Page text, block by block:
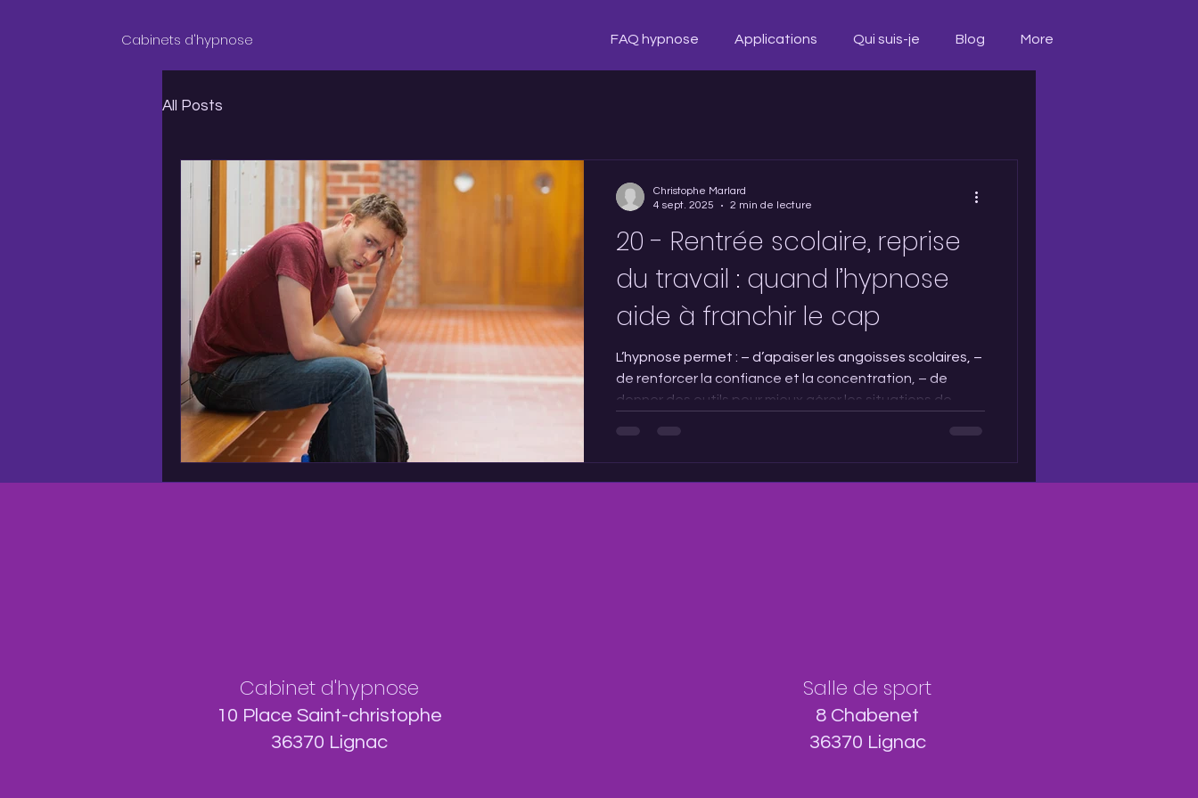
Cabinets d'hypnose FAQ hypnose Applications Qui suis-je Blog More
All Posts
20 - Rentrée scolaire, reprise
du travail : quand l’hypnose
aide à franchir le cap
L’hypnose permet : – d’apaiser les angoisses scolaires, –
de renforcer la confiance et la concentration, – de
donner des outils pour mieux gérer les situations de
de l’adolescence. ...
Christophe Marlard
4 sept. 2025
2 min de lecture
Cabinet d'hypnose
10 Place Saint-christophe
36370 Lignac
Salle de sport
8 Chabenet
36370 Lignac